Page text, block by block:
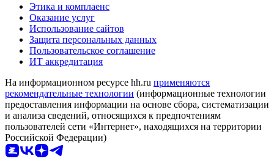
Этика и комплаенс
Оказание услуг
Использование сайтов
Защита персональных данных
Пользовательское соглашение
ИТ аккредитация
На информационном ресурсе hh.ru применяются
рекомендательные технологии (информационные технологии
предоставления информации на основе сбора, систематизации
и анализа сведений, относящихся к предпочтениям
пользователей сети «Интернет», находящихся на территории
Российской Федерации)